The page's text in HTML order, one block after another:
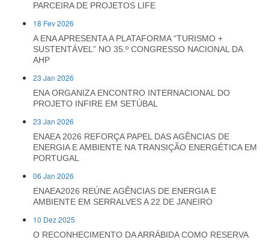
PARCEIRA DE PROJETOS LIFE
18 Fev 2026
A ENA APRESENTA A PLATAFORMA “TURISMO +
SUSTENTÁVEL” NO 35.º CONGRESSO NACIONAL DA
AHP
23 Jan 2026
ENA ORGANIZA ENCONTRO INTERNACIONAL DO
PROJETO INFIRE EM SETÚBAL
23 Jan 2026
ENAEA 2026 REFORÇA PAPEL DAS AGÊNCIAS DE
ENERGIA E AMBIENTE NA TRANSIÇÃO ENERGÉTICA EM
PORTUGAL
06 Jan 2026
ENAEA2026 REÚNE AGÊNCIAS DE ENERGIA E
AMBIENTE EM SERRALVES A 22 DE JANEIRO
10 Dez 2025
O RECONHECIMENTO DA ARRÁBIDA COMO RESERVA